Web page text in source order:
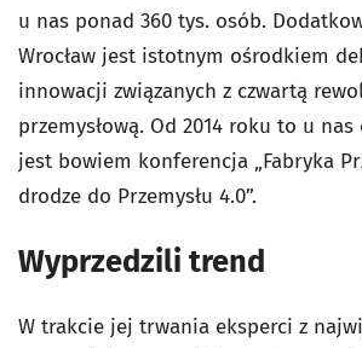
u nas ponad 360 tys. osób.
Wrocław jest istotnym ośrodkiem
innowacji związanych z czwartą
przemysłową. Od 2014 roku to u
jest bowiem konferencja „Fabryka
drodze do Przemysłu 4.0”.
Wyprzedzili trend
W trakcie jej trwania eksperci z